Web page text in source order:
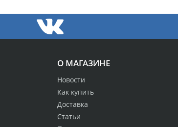
О МАГАЗИНЕ
Новости
Как купить
Доставка
Статьи